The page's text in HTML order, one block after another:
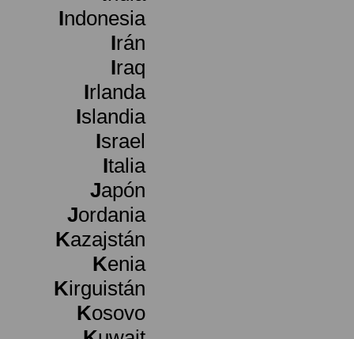
Indonesia
Irán
Iraq
Irlanda
Islandia
Israel
Italia
Japón
Jordania
Kazajstán
Kenia
Kirguistán
Kosovo